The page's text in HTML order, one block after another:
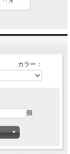
カラー：
個